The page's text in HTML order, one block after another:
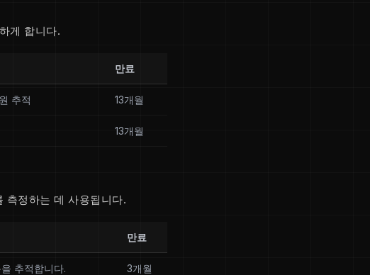
게 합니다.
만료
추적 13개월
13개월
측정하는 데 사용됩니다.
만료
추적합니다. 3개월